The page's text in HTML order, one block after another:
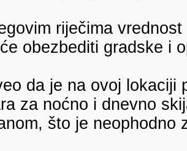
riječima
obezbediti gradske i
da je na ovoj lokaciji
za noćno i dnevno
što je neophodno